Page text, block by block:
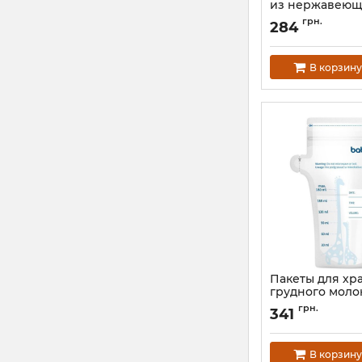
из
BabyOno
Артикул:
284 грн.
В корзину
Пакеты для
грудного
BabyOno 1084
Артикул:
341 грн.
В корзину